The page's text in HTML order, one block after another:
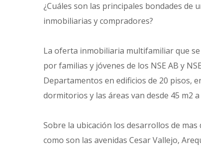
¿Cuáles son las principales bondades de
inmobiliarias y compradores?
La oferta inmobiliaria multifamiliar que
por familias y jóvenes de los NSE AB y
Departamentos en edificios de 20 pisos,
dormitorios y las áreas van desde 45 m2 a
Sobre la ubicación los desarrollos de
como son las avenidas Cesar Vallejo,